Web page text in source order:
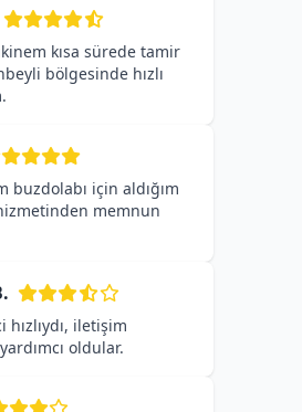
kısa sürede tamir
bölgesinde hızlı
buzdolabı için aldığım
memnun
hızlıydı, iletişim
oldular.